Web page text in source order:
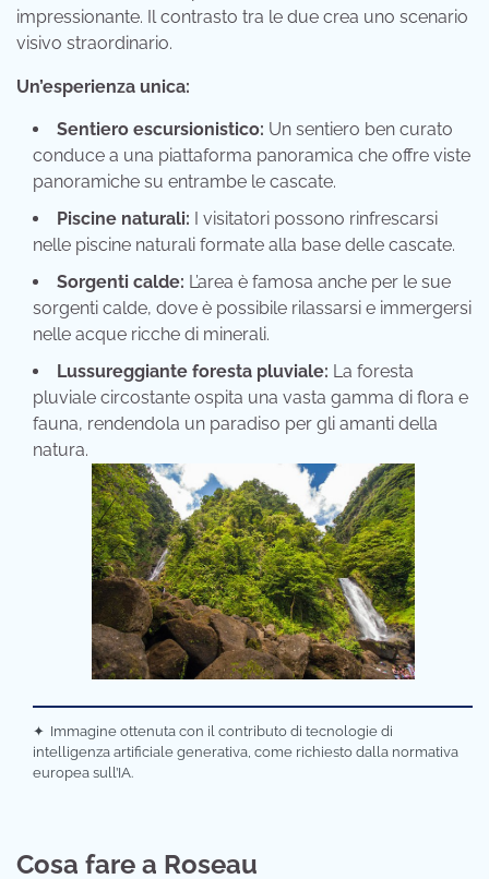
impressionante. Il contrasto tra le due crea uno scenario
visivo straordinario.
Un’esperienza unica:
Sentiero escursionistico: Un sentiero ben curato
conduce a una piattaforma panoramica che offre viste
panoramiche su entrambe le cascate.
Piscine naturali: I visitatori possono rinfrescarsi
nelle piscine naturali formate alla base delle cascate.
Sorgenti calde: L’area è famosa anche per le sue
sorgenti calde, dove è possibile rilassarsi e immergersi
nelle acque ricche di minerali.
Lussureggiante foresta pluviale: La foresta
pluviale circostante ospita una vasta gamma di flora e
fauna, rendendola un paradiso per gli amanti della
natura.
✦ Immagine ottenuta con il contributo di tecnologie di
intelligenza artificiale generativa, come richiesto dalla normativa
europea sull’IA.
Cosa fare a Roseau